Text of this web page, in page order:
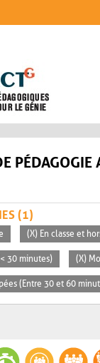
PÉDAGOGIE
(1)
(X) En classe et
30 minutes) (X)
(Entre 30 et 60